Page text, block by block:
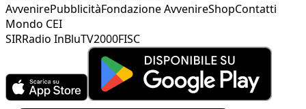
AvvenirePubblicitàFondazione AvvenireShopContatti
Mondo CEI
SIRRadio InBluTV2000FISC